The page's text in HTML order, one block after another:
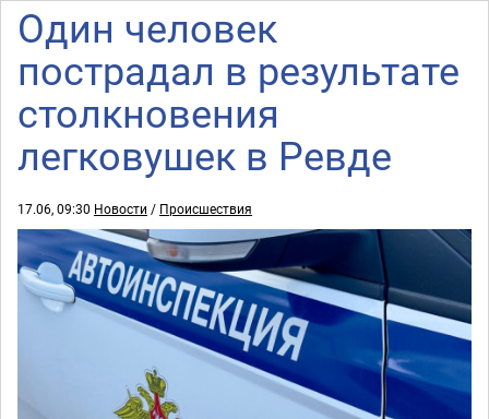
Один человек
пострадал в результате
столкновения
легковушек в Ревде
17.06, 09:30 Новости / Происшествия